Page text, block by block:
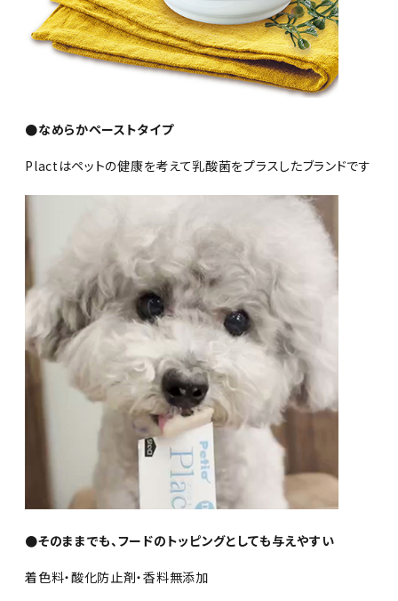
●なめらかペーストタイプ
Plactはペットの健康を考えて乳酸菌をプラスしたブランドです
●そのままでも、フードのトッピングとしても与えやすい
着色料・酸化防止剤・香料無添加